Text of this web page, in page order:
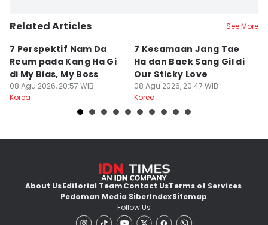
Related Articles See More
7 Perspektif Nam Da
Reum pada Kang Ha Gi
di My Bias, My Boss
08 Agu 2026, 20:57 WIB
Korea
7 Kesamaan Jang Tae
Ha dan Baek Sang Gil di
Our Sticky Love
08 Agu 2026, 20:47 WIB
Korea
About UsEditorial TeamContact UsTerms of Services
Pedoman Media SiberIndexSitemap
Follow Us